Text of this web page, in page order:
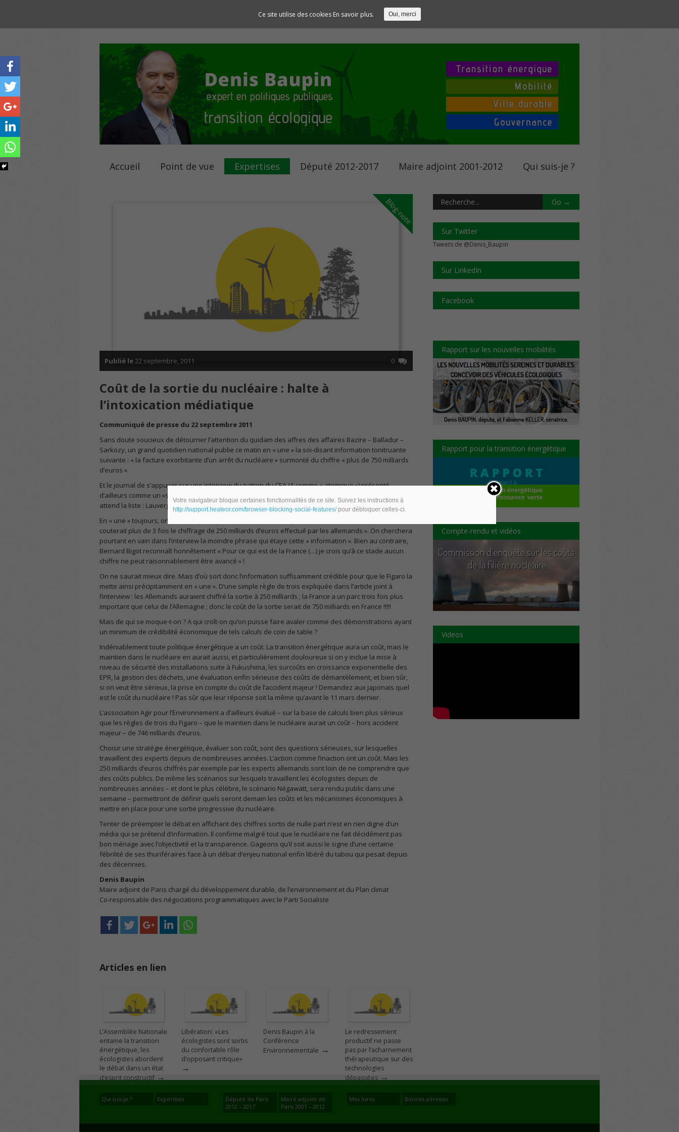
Accueil Point de vue Expertises Député 2012-2017 Maire adjoint 2001-2012 Qui suis-je ?
Blog-note
Publié le22 septembre, 2011 0
Coût de la sortie du nucléaire : halte à
l’intoxication médiatique
Communiqué de presse du 22 septembre 2011
Sans doute soucieux de détourner l’attention du quidam des affres des affaires Bazire – Balladur –
Sarkozy, un grand quotidien national publie ce matin en « une » la soi-disant information tonitruante
suivante : « la facture exorbitante d’un arrêt du nucléaire » surmonté du chiffre « plus de 750 milliards
d’euros ».
Et le journal de s’appuyer sur une interview du patron du CEA (A comme « atomique ») présenté
d’ailleurs comme un »sage » et non un « fanatique de l’atome » (il y en aurait donc, dixit le Figaro. On
attend la liste : Lauvergeon ? Besson ? Sarkozy himself ?).
En « une » toujours, on nous dit que le patron du CEA « estime que l’arrêt du nucléaire en France
couterait plus de 3 fois le chiffrage de 250 milliards d’euros effectué par les allemands ». On cherchera
pourtant en vain dans l’interview la moindre phrase qui étaye cette « information ». Bien au contraire,
Bernard Bigot reconnaît honnêtement « Pour ce qui est de la France (…) je crois qu’à ce stade aucun
chiffre ne peut raisonnablement être avancé » !
On ne saurait mieux dire. Mais d’où sort donc l’information suffisamment crédible pour que le Figaro la
mette ainsi précipitamment en « une ». D’une simple règle de trois expliquée dans l’article joint à
l’interview : les Allemands auraient chiffré la sortie à 250 milliards ; la France a un parc trois fois plus
important que celui de l’Allemagne ; donc le coût de la sortie serait de 750 milliards en France !!!!!
Mais de qui se moque-t-on ? A qui croît-on qu’on puisse faire avaler comme des démonstrations ayant
un minimum de crédibilité économique de tels calculs de coin de table ?
Indéniablement toute politique énergétique a un coût. La transition énergétique aura un coût, mais le
maintien dans le nucléaire en aurait aussi, et particulièrement douloureux si on y inclue la mise à
niveau de sécurité des installations suite à Fukushima, les surcoûts en croissance exponentielle des
EPR, la gestion des déchets, une évaluation enfin sérieuse des coûts de démantèlement, et bien sûr,
si on veut être sérieux, la prise en compte du coût de l’accident majeur ! Demandez aux japonais quel
est le coût du nucléaire ! Pas sûr que leur réponse soit la même qu’avant le 11 mars dernier.
L’association Agir pour l’Environnement a d’ailleurs évalué – sur la base de calculs bien plus sérieux
que les règles de trois du Figaro – que le maintien dans le nucléaire aurait un coût – hors accident
majeur – de 746 milliards d’euros.
Choisir une stratégie énergétique, évaluer son coût, sont des questions sérieuses, sur lesquelles
travaillent des experts depuis de nombreuses années. L’action comme l’inaction ont un coût. Mais les
250 milliards d’euros chiffrés par exemple par les experts allemands sont loin de ne comprendre que
des coûts publics. De même les scénarios sur lesquels travaillent les écologistes depuis de
nombreuses années – et dont le plus célèbre, le scénario Négawatt, sera rendu public dans une
semaine – permettront de définir quels seront demain les coûts et les mécanismes économiques à
mettre en place pour une sortie progressive du nucléaire.
Tenter de préempter le débat en affichant des chiffres sortis de nulle part n’est en rien digne d’un
média qui se prétend d’information. Il confirme malgré tout que le nucléaire ne fait décidément pas
bon ménage avec l’objectivité et la transparence. Gageons qu’il soit aussi le signe d’une certaine
fébrilité de ses thuriféraires face à un débat d’enjeu national enfin libéré du tabou qui pesait depuis
des décennies.
Denis Baupin
Maire adjoint de Paris chargé du développement durable, de l’environnement et du Plan climat
Co-responsable des négociations programmatiques avec le Parti Socialiste
Articles en lien
L’Assemblée Nationale
entame la transition
énergétique, les
écologistes abordent
le débat dans un état
d’esprit constructif →
Libération: «Les
écologistes sont sortis
du confortable rôle
d’opposant critique»
→
Denis Baupin à la
Conférence
Environnementale →
Le redressement
productif ne passe
pas par l’acharnement
thérapeutique sur des
technologies
dépassées →
Sur Twitter
Tweets de @Denis_Baupin
Sur LinkedIn
Facebook
Rapport sur les nouvelles mobilités
Rapport pour la transition énergétique
Compte-rendu et vidéos
Videos
Qui suis-je ? Expertises
Député de Paris
2012 – 2017
Maire adjoint de
Paris 2001 – 2012
Mes livres Bonnes adresses
Ce site utilise des cookies En savoir plus. Oui, merci
Votre navigateur bloque certaines fonctionnalités de ce site. Suivez les instructions à
http://support.heateor.com/browser-blocking-social-features/pour débloquer celles-ci.